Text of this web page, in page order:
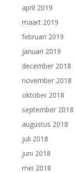
april 2019
maart 2019
februari 2019
januari 2019
december 2018
november 2018
oktober 2018
september 2018
augustus 2018
juli 2018
juni 2018
mei 2018